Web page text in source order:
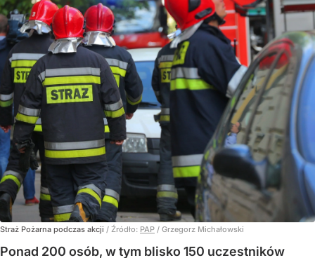
Straż Pożarna podczas akcji / Źródło: PAP / Grzegorz Michałowski
Ponad 200 osób, w tym blisko 150 uczestników